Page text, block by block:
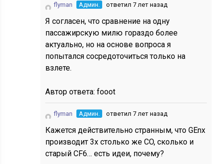
flyman Админ. ответил 7 лет назад
Я согласен, что сравнение на одну
пассажирскую милю гораздо более
актуально, но на основе вопроса я
попытался сосредоточиться только на
взлете.
Автор ответа:fooot
flyman Админ. ответил 7 лет назад
Кажется действительно странным, что GEnx
производит 3x столько же CO, сколько и
старый CF6… есть идеи, почему?